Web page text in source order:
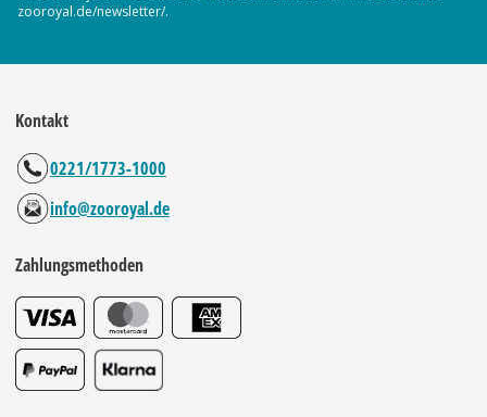
zooroyal.de/newsletter/.
Kontakt
0221/1773-1000
info@zooroyal.de
Zahlungsmethoden